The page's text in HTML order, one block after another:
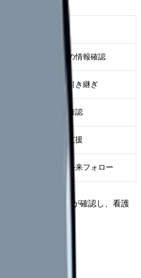
紹介受診・退院支援の情報確認
護、施設、外来への引き継ぎ
救急・入院時の安全確認
り、患者説明、療養支援
導、慢性疾患管理、外来フォロー
り、どの画面で誰が確認し、看護
ポイントです。